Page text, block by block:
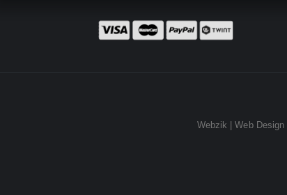
Webzik | Web Design